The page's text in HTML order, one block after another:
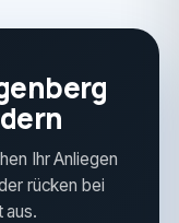
Ihr Anliegen
rücken bei
aus.